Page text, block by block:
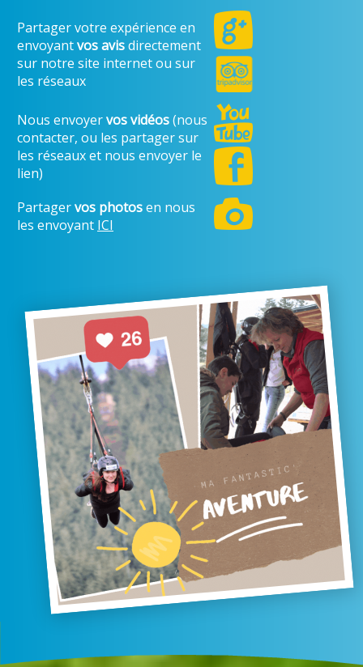
Partager votre expérience en
envoyantvos avisdirectement
sur notre site internet ou sur
les réseaux
Nous envoyervos vidéos(nous
contacter, ou les partager sur
les réseaux et nous envoyer le
lien)
Partagervos photosen nous
les envoyant ICI